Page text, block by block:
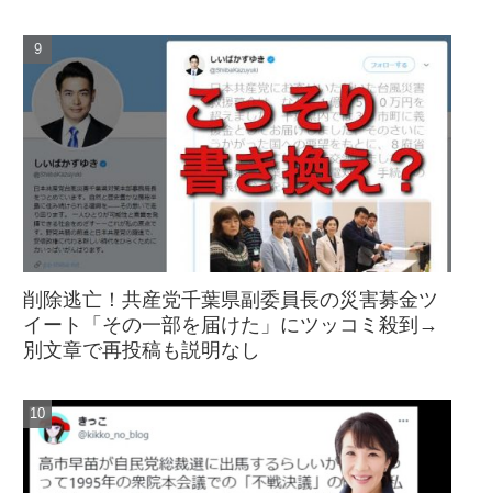
削除逃亡！共産党千葉県副委員長の災害募金ツ
イート「その一部を届けた」にツッコミ殺到→
別文章で再投稿も説明なし